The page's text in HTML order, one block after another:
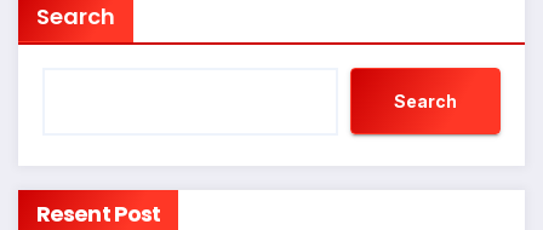
Search
Search
Resent Post